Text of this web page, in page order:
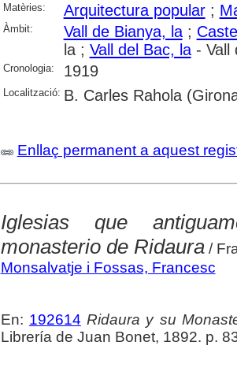
Matèries: Arquitectura popular;
Àmbit: Vall de Bianya, la;
la ; Vall del Bac, la- Vall
Cronologia: 1919
Localització: B. Carles Rahola
Enllaç permanent a aquest
Iglesias que
monasterio de Ridaura/
Monsalvatje i Fossas, Francesc
En: 192614 Ridaura y su
Librería de Juan Bonet, 1892. p.